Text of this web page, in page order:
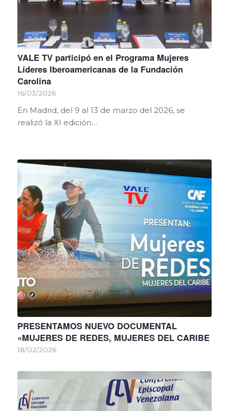
VALE TV participó en el Programa Mujeres
Líderes Iberoamericanas de la Fundación
Carolina
16/03/2026
En Madrid, del 9 al 13 de marzo del 2026, se
realizó la XI edición…
PRESENTAMOS NUEVO DOCUMENTAL
«MUJERES DE REDES, MUJERES DEL CARIBE
18/02/2026